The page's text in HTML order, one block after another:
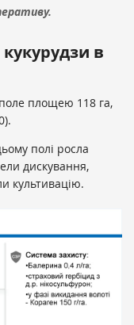
в
площею 118 га,
полі росла
дискування,
культивацію.